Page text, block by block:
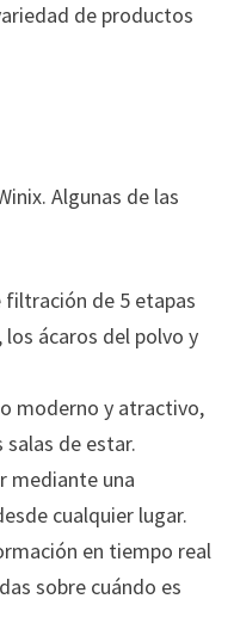
de productos
Algunas de las
filtración de 5 etapas
ácaros del polvo y
moderno y atractivo,
de estar.
mediante una
cualquier lugar.
en tiempo real
sobre cuándo es